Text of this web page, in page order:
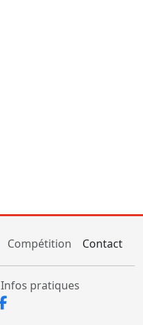
Compétition Contact
Infos pratiques